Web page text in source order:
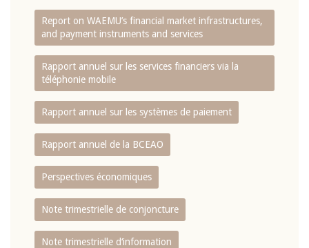
Report on WAEMU’s financial market infrastructures,
and payment instruments and services
Rapport annuel sur les services financiers via la
téléphonie mobile
Rapport annuel sur les systèmes de paiement
Rapport annuel de la BCEAO
Perspectives économiques
Note trimestrielle de conjoncture
Note trimestrielle d‘information